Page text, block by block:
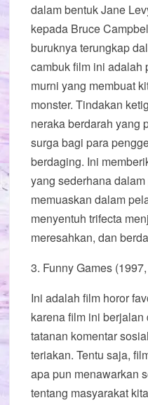
dalam bentuk Jane
kepada Bruce
buruknya terungkap
cambuk film ini adalah
murni yang membuat
monster. Tindakan
neraka berdarah yang
surga bagi para
berdaging. Ini
yang sederhana
memuaskan dalam
menyentuh trifecta
meresahkan, dan
3. Funny Games
Ini adalah film horor
karena film ini
tatanan komentar
teriakan. Tentu saja,
apa pun menawarkan
tentang masyarakat